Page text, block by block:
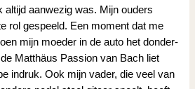
altijd aanwezig was. Mijn ouders
rol gespeeld. Een moment dat me
mijn moeder in de auto het donder-
Matthäus Passion van Bach liet
indruk. Ook mijn vader, die veel van